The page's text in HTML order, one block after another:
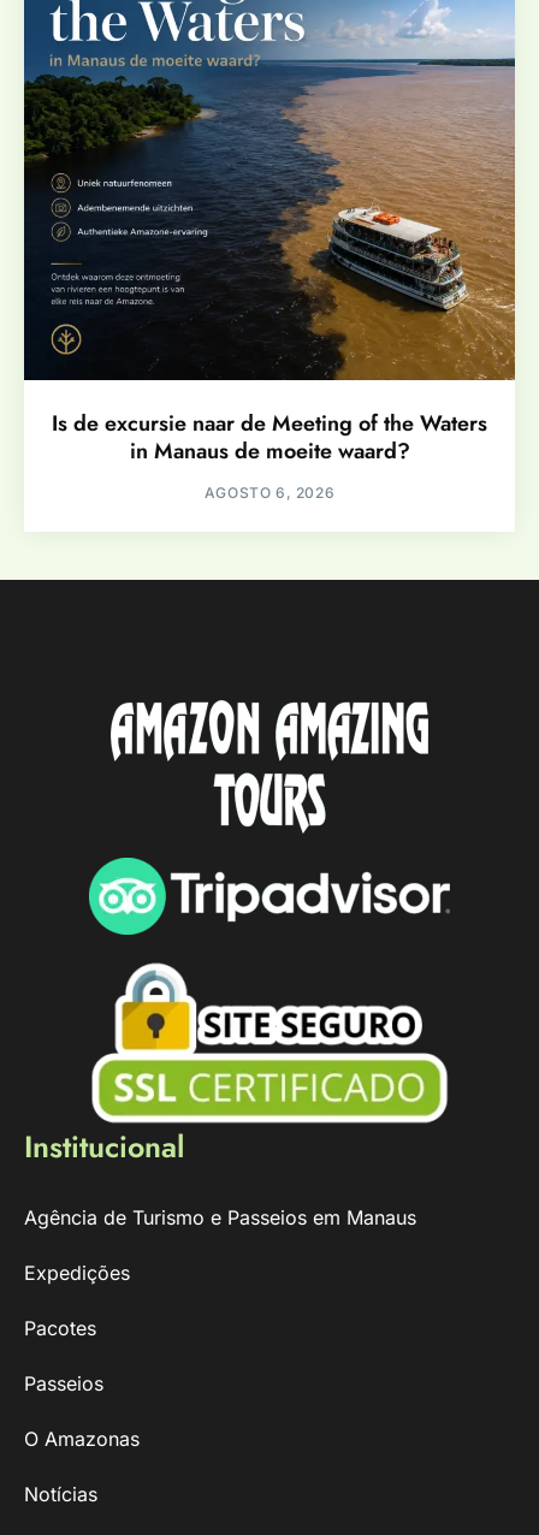
Is de excursie naar de Meeting of the Waters
in Manaus de moeite waard?
AGOSTO 6, 2026
Institucional
Agência de Turismo e Passeios em Manaus
Expedições
Pacotes
Passeios
O Amazonas
Notícias